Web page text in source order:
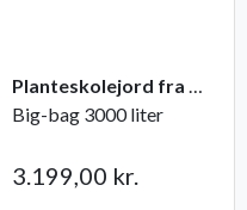
Planteskolejord fra Champost
Big-bag 3000 liter
3.199,00 kr.